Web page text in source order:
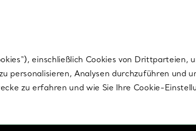
einschließlich Cookies von Drittparteien,
personalisieren, Analysen durchzuführen und
zu erfahren und wie Sie Ihre Cookie-